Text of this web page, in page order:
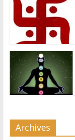
p k
Archives